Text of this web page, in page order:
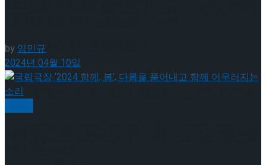
프리 스케이팅 경기 결과
by임민규
2024년 04월 10일